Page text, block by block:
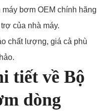
bơm OEM chính hãng
của nhà máy.
chất lượng, giá cả phù
tiết về Bộ
dòng